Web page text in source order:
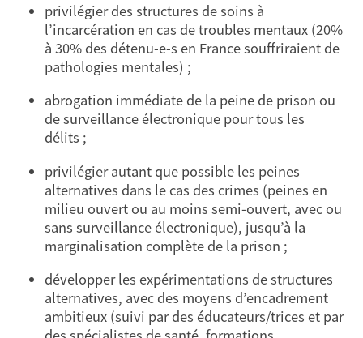
privilégier des structures de soins à
l’incarcération en cas de troubles mentaux (20%
à 30% des détenu-e-s en France souffriraient de
pathologies mentales) ;
abrogation immédiate de la peine de prison ou
de surveillance électronique pour tous les
délits ;
privilégier autant que possible les peines
alternatives dans le cas des crimes (peines en
milieu ouvert ou au moins semi-ouvert, avec ou
sans surveillance électronique), jusqu’à la
marginalisation complète de la prison ;
développer les expérimentations de structures
alternatives, avec des moyens d’encadrement
ambitieux (suivi par des éducateurs/trices et par